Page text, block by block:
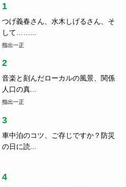
1
つげ義春さん、水木しげるさん、そ
して……...
指出一正
2
音楽と刻んだローカルの風景、関係
人口の真...
指出一正
3
車中泊のコツ、ご存じですか？防災
の日に読...
4